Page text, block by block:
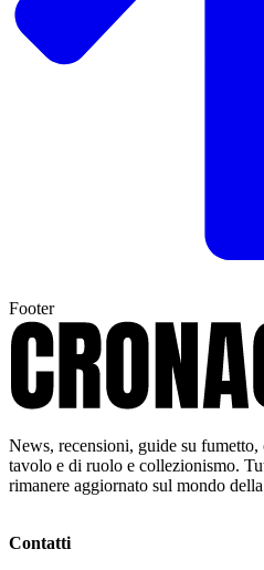
Footer
News, recensioni, guide su
tavolo e di ruolo e collezionismo.
rimanere aggiornato sul mondo
Contatti